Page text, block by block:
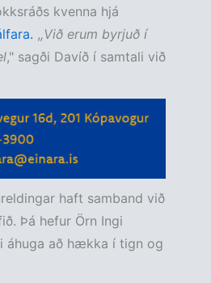
kvenna hjá
,,Við erum byrjuð í
," sagði Davíð í samtali við
haft samband við
Þá hefur Örn Ingi
áhuga að hækka í tign og